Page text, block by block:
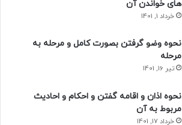
های خواندن آن
خرداد 1, 1401
نحوه وضو گرفتن بصورت کامل و مرحله به
مرحله
تیر 16, 1401
نحوه اذان و اقامه گفتن و احکام و احادیث
مربوط به آن
خرداد 17, 1401